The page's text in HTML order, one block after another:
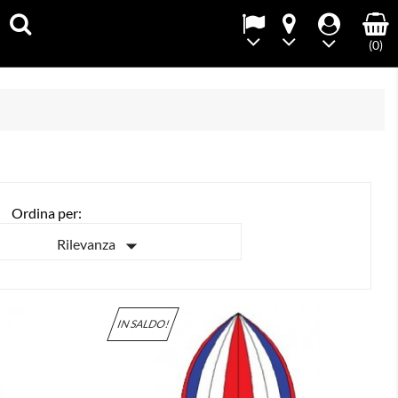
(0)
Ordina per:
Rilevanza

IN SALDO!